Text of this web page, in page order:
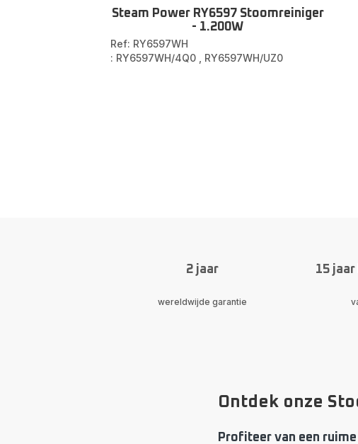
Steam Power RY6597 Stoomreiniger
- 1.200W
Ref: RY6597WH
: RY6597WH/4Q0
RY6597WH/UZ0
2 jaar
wereldwijde garantie
15 jaar
Ontdek onze
Profiteer van een